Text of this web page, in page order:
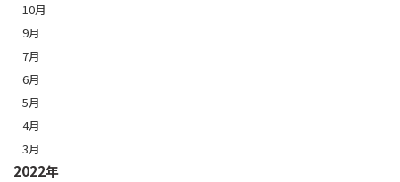
10月
9月
7月
6月
5月
4月
3月
2022年